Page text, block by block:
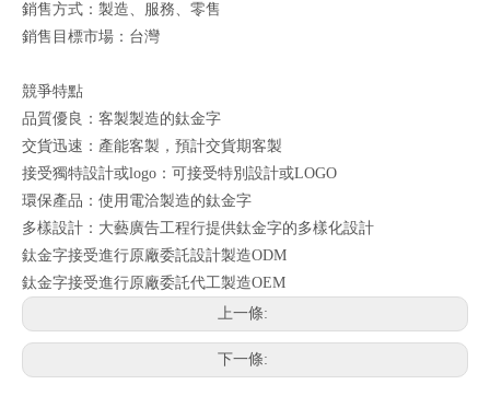
銷售方式：製造、服務、零售
銷售目標市場：台灣
競爭特點
品質優良：客製製造的鈦金字
交貨迅速：產能客製，預計交貨期客製
接受獨特設計或logo：可接受特別設計或LOGO
環保產品：使用電洽製造的鈦金字
多樣設計：大藝廣告工程行提供鈦金字的多樣化設計
鈦金字接受進行原廠委託設計製造ODM
鈦金字接受進行原廠委託代工製造OEM
上一條:
下一條: